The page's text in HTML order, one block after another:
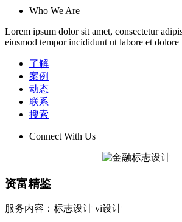
Who We Are
Lorem ipsum dolor sit amet, consectetur
eiusmod tempor incididunt ut labore et dolore
了解
案例
动态
联系
搜索
Connect With Us
资富精鉴
服务内容：标志设计 vi设计